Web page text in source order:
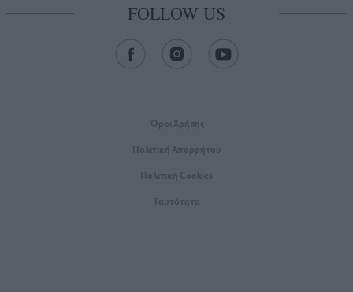
FOLLOW US
Όροι Xρήσης
Πολιτική Απορρήτου
Πολιτική Cookies
Ταυτότητα